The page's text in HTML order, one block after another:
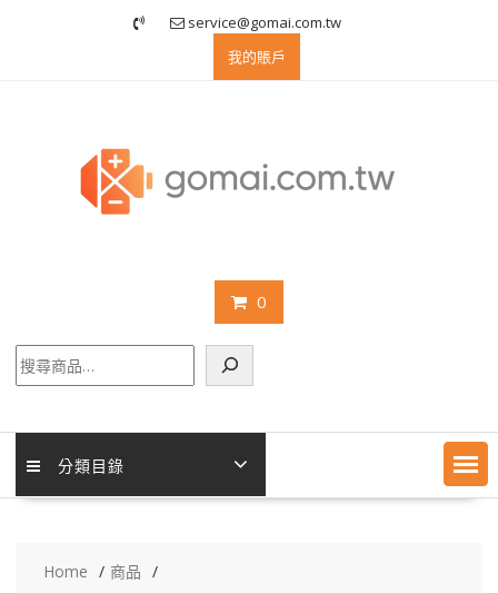
service@gomai.com.tw
我的賬戶
0
尋
分類目錄
Home
商品